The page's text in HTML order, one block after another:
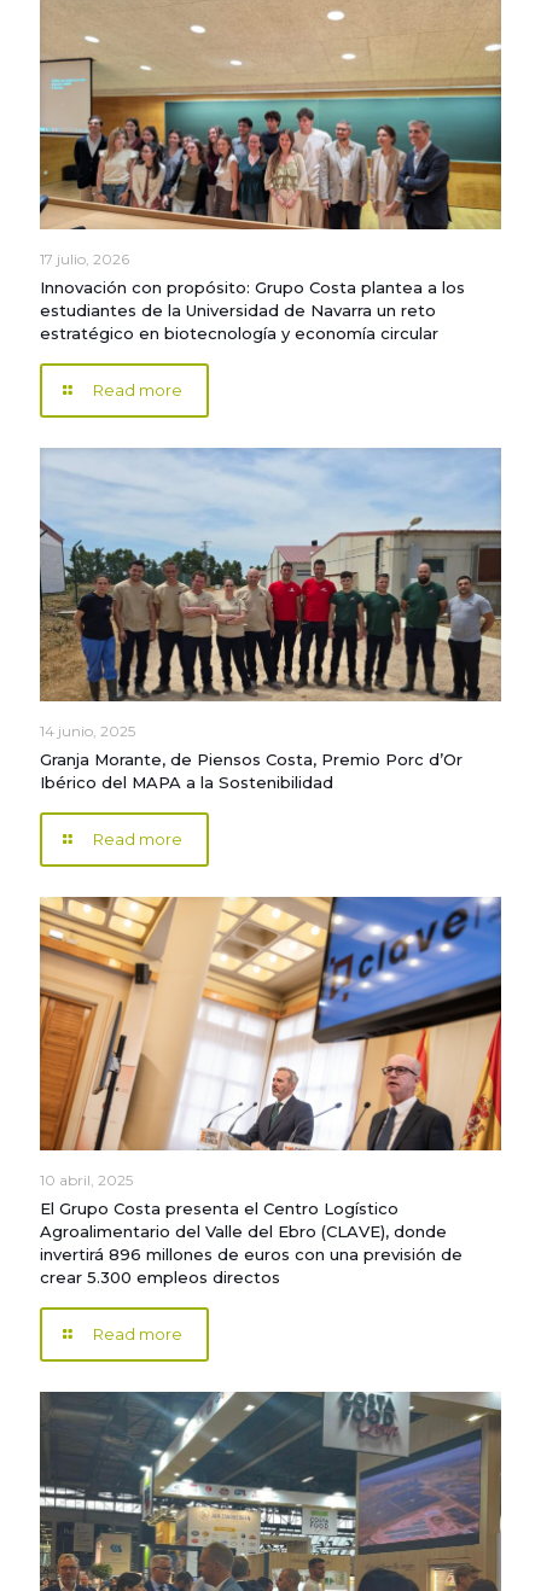
17 julio, 2026
Innovación con propósito: Grupo Costa plantea a los
estudiantes de la Universidad de Navarra un reto
estratégico en biotecnología y economía circular
Read more
14 junio, 2025
Granja Morante, de Piensos Costa, Premio Porc d’Or
Ibérico del MAPA a la Sostenibilidad
Read more
10 abril, 2025
El Grupo Costa presenta el Centro Logístico
Agroalimentario del Valle del Ebro (CLAVE), donde
invertirá 896 millones de euros con una previsión de
crear 5.300 empleos directos
Read more